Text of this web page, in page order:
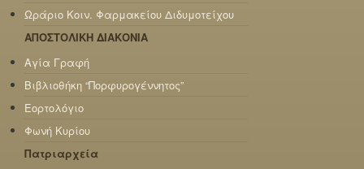
Ωράριο Κοιν. Φαρμακείου Διδυμοτείχου
ΑΠΟΣΤΟΛΙΚΗ ΔΙΑΚΟΝΙΑ
Αγία Γραφή
Βιβλιοθήκη “Πορφυρογέννητος”
Εορτολόγιο
Φωνή Κυρίου
Πατριαρχεία